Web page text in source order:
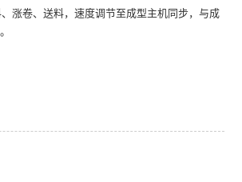
涨卷、送料，速度调节至成型主机同步，与成